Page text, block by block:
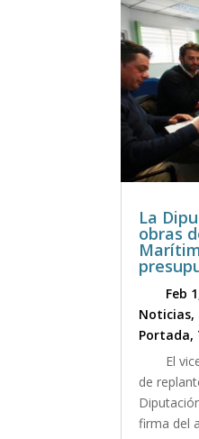
La
obras
Feb
Noticias,
Portada,
El
de
firma del